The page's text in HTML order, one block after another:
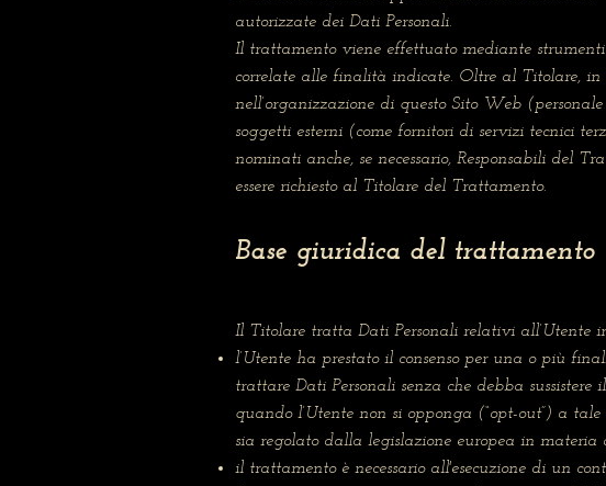
autorizzate dei Dati Personali.
Il trattamento viene effettuato mediante
correlate alle finalità indicate. Oltre al Titolare, in
nell’organizzazione di questo Sito Web
soggetti esterni (come fornitori di servizi tecnici
nominati anche, se necessario, Responsabili del
essere richiesto al Titolare del Trattamento.
Base giuridica del trattamento
Il Titolare tratta Dati Personali relativi all’Utente
l’Utente ha prestato il consenso per una o più
trattare Dati Personali senza che debba
quando l’Utente non si opponga (“opt-out”) a
sia regolato dalla legislazione europea in materia
il trattamento è necessario all'esecuzione di un